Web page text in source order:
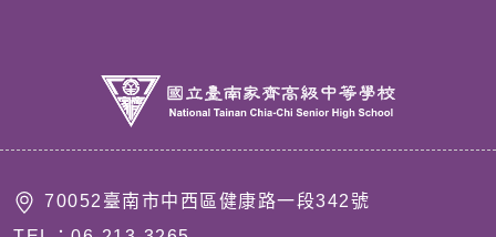
70052臺南市中西區健康路一段342號